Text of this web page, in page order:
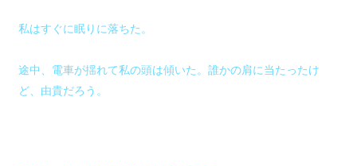
私はすぐに眠りに落ちた。
途中、電車が揺れて私の頭は傾いた。誰かの肩に当たったけ
ど、由貴だろう。